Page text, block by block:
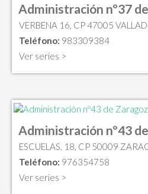
Administración nº37
VERBENA 16, CP 47005
Teléfono: 983309384
Ver series >
Administración nº43
ESCUELAS, 18, CP 50009
Teléfono: 976354758
Ver series >